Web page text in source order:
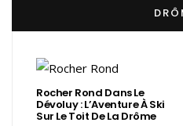
Rocher Rond Dans Le
Dévoluy : L’Aventure À Ski
Sur Le Toit De La Drôme